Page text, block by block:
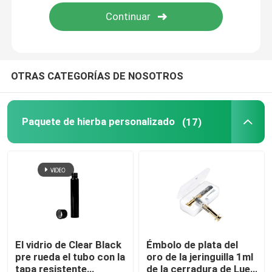
Sobre nosotros
Viaje de la fábrica
Paquete de hierba personalizado
OTRAS CATEGORÍAS DE NOSOTROS
Paquete de hierba personalizado (17)
El vidrio de Clear Black
pre rueda el tubo con la
tapa resistente
Émbolo de plata del
oro de la jeringuilla 1ml
de la cerradura de Luer